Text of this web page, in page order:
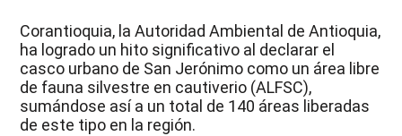
Corantioquia, la Autoridad Ambiental de Antioquia,
ha logrado un hito significativo al declarar el
casco urbano de San Jerónimo como un área libre
de fauna silvestre en cautiverio (ALFSC),
sumándose así a un total de 140 áreas liberadas
de este tipo en la región.